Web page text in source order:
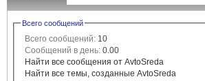
Всего сообщений
Всего сообщений: 10
Сообщений в день: 0.00
Найти все сообщения от AvtoSreda
Найти все темы, созданные AvtoSreda